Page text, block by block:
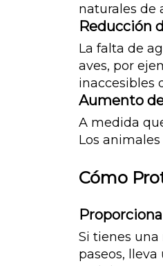
naturales de
Reducción
La falta de
aves, por
inaccesibles
Aumento
A medida
Los
Cómo
Si tienes
paseos,